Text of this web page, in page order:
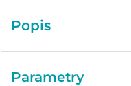
Popis
Parametry